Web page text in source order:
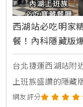
西湖站必吃明家
餐！內科隱藏版
攻略
台北捷運西湖站附
上班族盛讚的隱藏
頭，包含香濃的湖
網友評分